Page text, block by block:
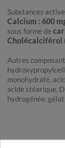
Substances
Calcium : 600
sous forme de
Cholécalciférol
Autres
monohydraté,
acide stéarique,
hydrogénée,